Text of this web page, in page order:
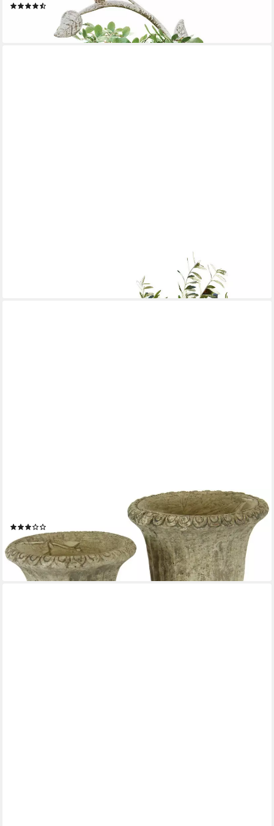
lieferbar - in 5-6 Werktagen bei dir
Übertopf Übertopf 3er Set Klaireau antikgrau
Übertopf Antik-Betonpokal (Set, 2 St)
20,49 € UVP23,99 €
-15%
lieferbar - in 4-5 Werktagen bei dir